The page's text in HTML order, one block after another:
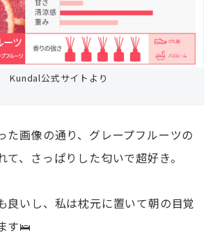
Kundal公式サイトより
た画像の通り、グレープフルーツの
て、さっぱりした匂いで超好き。
良いし、私は枕元に置いて朝の目覚
す🛌